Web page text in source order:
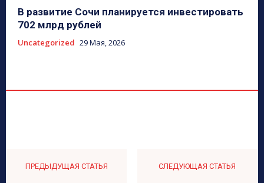
В развитие Сочи планируется инвестировать
702 млрд рублей
Uncategorized 29 Мая, 2026
ПРЕДЫДУЩАЯ СТАТЬЯ СЛЕДУЮЩАЯ СТАТЬЯ